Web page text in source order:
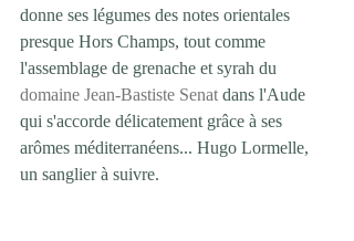
donne ses légumes des notes orientales
presque Hors Champs, tout comme
l'assemblage de grenache et syrah du
domaine Jean-Bastiste Senat dans l'Aude
qui s'accorde délicatement grâce à ses
arômes méditerranéens... Hugo Lormelle,
un sanglier à suivre.